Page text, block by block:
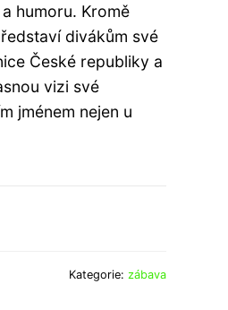
humoru. Kromě
divákům své
České republiky a
vizi své
jménem nejen u
Kategorie: zábava